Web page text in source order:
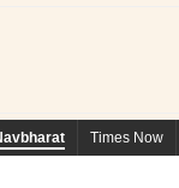
Times Now